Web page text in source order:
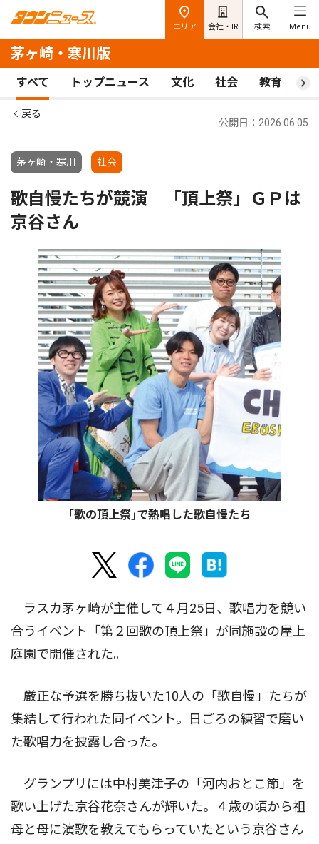
エリア 会社・IR 検索 Menu
茅ヶ崎・寒川版
すべて トップニュース 文化 社会 教育 ス
戻る
茅ヶ崎・寒川 社会
公開日：2026.06.05
歌自慢たちが競演 「頂上祭」ＧＰは
京谷さん
｢歌の頂上祭｣で熱唱した歌自慢たち
ラスカ茅ヶ崎が主催して４月25日、歌唱力を競い
合うイベント「第２回歌の頂上祭」が同施設の屋上
庭園で開催された。
厳正な予選を勝ち抜いた10人の「歌自慢」たちが
集結して行われた同イベント。日ごろの練習で磨い
た歌唱力を披露し合った。
グランプリには中村美津子の「河内おとこ節」を
歌い上げた京谷花奈さんが輝いた。４歳の頃から祖
母と母に演歌を教えてもらっていたという京谷さん